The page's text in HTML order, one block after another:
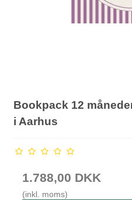
Bookpack 12
i Aarhus
1.788,00 DKK
(inkl. moms)